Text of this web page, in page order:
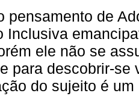
pensamento de
Inclusiva
ele não se
para descobrir-se
do sujeito é